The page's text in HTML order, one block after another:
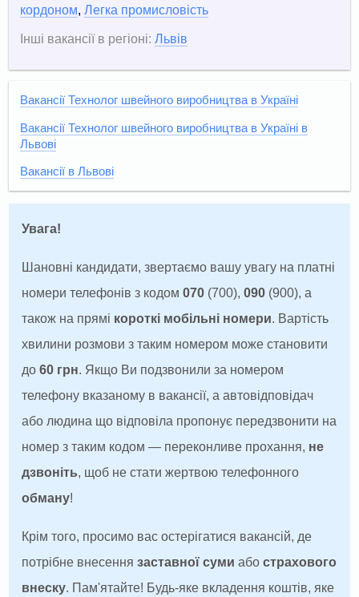
кордоном,Легка промисловість
Інші вакансії в регіоні: Львів
Вакансії Технолог швейного виробництва в Україні
Вакансії Технолог швейного виробництва в Україні в
Львові
Вакансії в Львові
Увага!
Шановні кандидати, звертаємо вашу увагу на платні
номери телефонів з кодом070 (700),090 (900), а
також на прямі короткі мобільні номери. Вартість
хвилини розмови з таким номером може становити
до60 грн. Якщо Ви подзвонили за номером
телефону вказаному в вакансії, а автовідповідач
або людина що відповіла пропонує передзвонити на
номер з таким кодом — переконливе прохання, не
дзвоніть, щоб не стати жертвою телефонного
обману!
Крім того, просимо вас остерігатися вакансій, де
потрібне внесеннязаставної суми абострахового
внеску. Пам'ятайте! Будь-яке вкладення коштів, яке